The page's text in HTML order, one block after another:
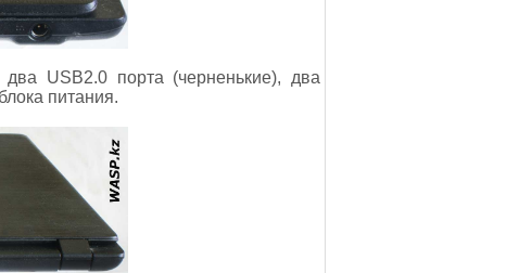
USB2.0 порта (черненькие), два
питания.